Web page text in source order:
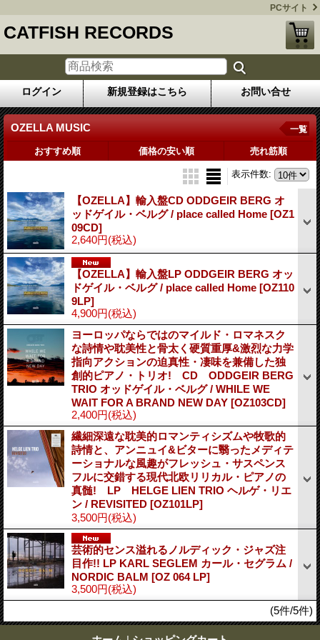
PCサイト
CATFISH RECORDS
ログイン 新規登録はこちら お問い合せ
OZELLA MUSIC 一覧
おすすめ順 価格の安い順 売れ筋順
表示件数:
【OZELLA】輸入盤CD ODDGEIR BERG オ
ッドゲイル・ベルグ / place called Home [OZ1
09CD]
2,640円(税込)
【OZELLA】輸入盤LP ODDGEIR BERG オッ
ドゲイル・ベルグ / place called Home [OZ110
9LP]
4,900円(税込)
ヨーロッパならではのマイルド・ロマネスク
な詩情や耽美性と骨太く硬質重厚&激烈な力学
指向アクションの迫真性・凄味を兼備した独
創的ピアノ・トリオ! CD ODDGEIR BERG
TRIO オッドゲイル・ベルグ / WHILE WE
WAIT FOR A BRAND NEW DAY [OZ103CD]
2,400円(税込)
繊細深遠な耽美的ロマンティシズムや牧歌的
詩情と、アンニュイ&ビターに翳ったメディテ
ーショナルな風趣がフレッシュ・サスペンス
フルに交錯する現代北欧リリカル・ピアノの
真髄! LP HELGE LIEN TRIO ヘルゲ・リエ
ン / REVISITED [OZ101LP]
3,500円(税込)
芸術的センス溢れるノルディック・ジャズ注
目作!! LP KARL SEGLEM カール・セグラム /
NORDIC BALM [OZ 064 LP]
3,500円(税込)
(5件/5件)